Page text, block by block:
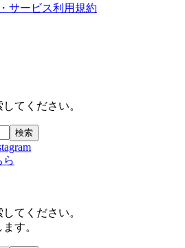
サービス利用規約
てください。
検索
ら
てください。
す。